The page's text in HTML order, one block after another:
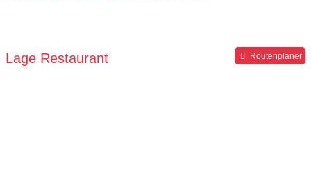
Lage Restaurant Routenplaner